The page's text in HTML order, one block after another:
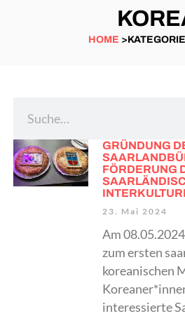
HOME
GRÜNDUNG
FÖRDERUNG
23. Mai 2024
Am
zum ersten
koreanischen
interessierte